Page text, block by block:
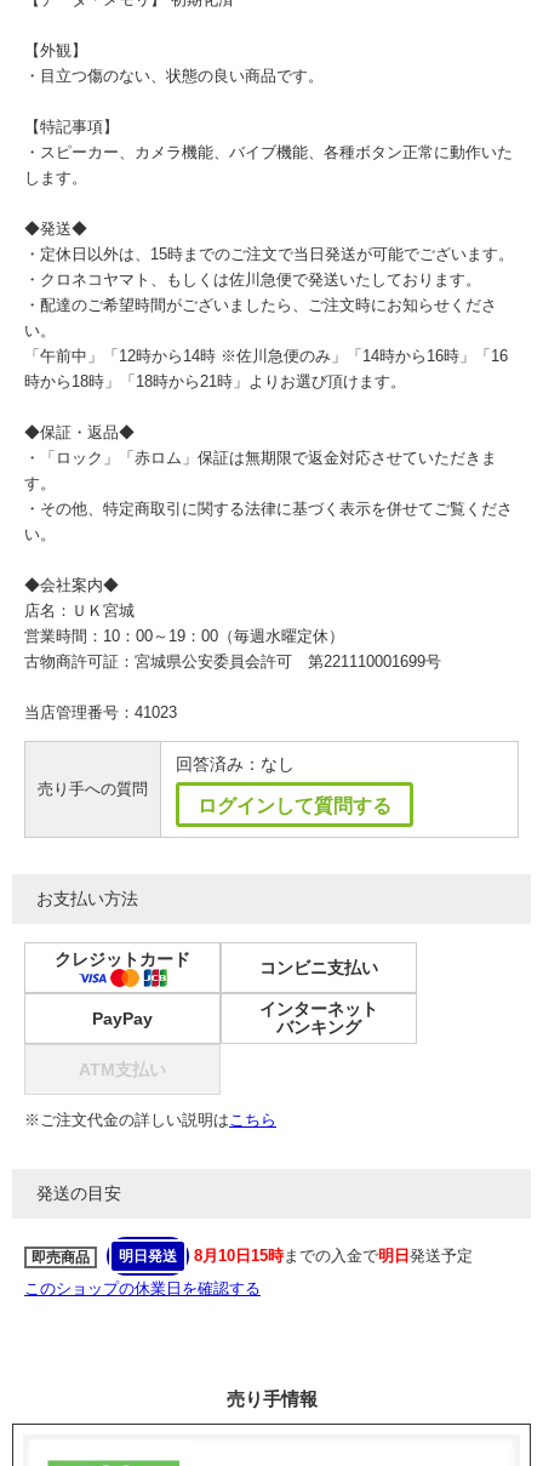
【外観】
・目立つ傷のない、状態の良い商品です。
【特記事項】
・スピーカー、カメラ機能、バイブ機能、各種ボタン正常に動作いた
します。
◆発送◆
・定休日以外は、15時までのご注文で当日発送が可能でございます。
・クロネコヤマト、もしくは佐川急便で発送いたしております。
・配達のご希望時間がございましたら、ご注文時にお知らせくださ
い。
「午前中」「12時から14時 ※佐川急便のみ」「14時から16時」「16
時から18時」「18時から21時」よりお選び頂けます。
◆保証・返品◆
・「ロック」「赤ロム」保証は無期限で返金対応させていただきま
す。
・その他、特定商取引に関する法律に基づく表示を併せてご覧くださ
い。
◆会社案内◆
店名：ＵＫ宮城
営業時間：10：00～19：00（毎週水曜定休）
古物商許可証：宮城県公安委員会許可 第221110001699号
当店管理番号：41023
売り手への質問
回答済み：なし
ログインして質問する
お支払い方法
クレジットカード コンビニ支払い
PayPay
インターネット
バンキング
ATM支払い
※ご注文代金の詳しい説明はこちら
発送の目安
即売商品 明日発送 8月10日15時までの入金で明日 発送予定
このショップの休業日を確認する
売り手情報